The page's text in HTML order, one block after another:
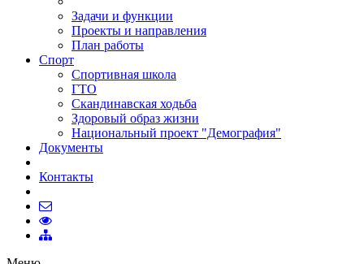
Задачи и функции
Проекты и направления
План работы
Спорт
Спортивная школа
ГТО
Скандинавская ходьба
Здоровый образ жизни
Национальный проект "Демография"
Документы
Контакты